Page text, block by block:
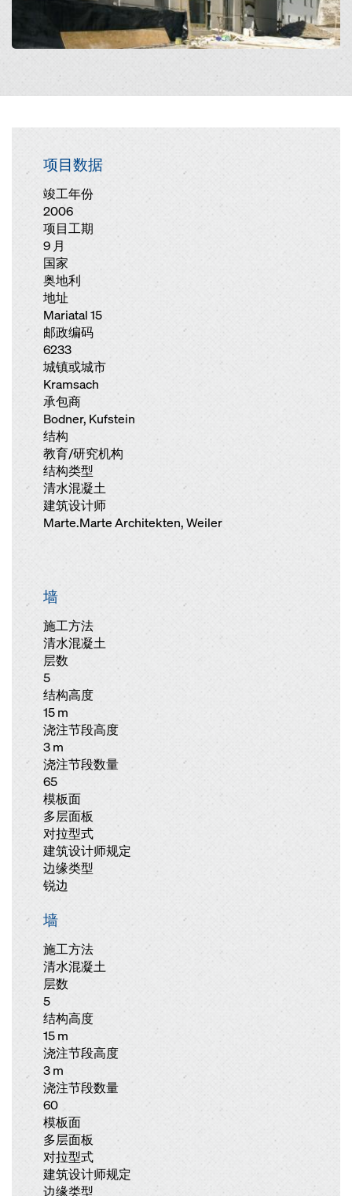
项目数据
竣工年份
2006
项目工期
9 月
国家
奥地利
地址
Mariatal 15
邮政编码
6233
城镇或城市
Kramsach
承包商
Bodner, Kufstein
结构
教育/研究机构
结构类型
清水混凝土
建筑设计师
Marte.Marte Architekten, Weiler
墙
施工方法
清水混凝土
层数
5
结构高度
15 m
浇注节段高度
3 m
浇注节段数量
65
模板面
多层面板
对拉型式
建筑设计师规定
边缘类型
锐边
墙
施工方法
清水混凝土
层数
5
结构高度
15 m
浇注节段高度
3 m
浇注节段数量
60
模板面
多层面板
对拉型式
建筑设计师规定
边缘类型